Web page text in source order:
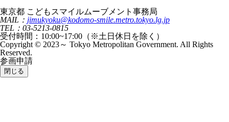
東京都 こどもスマイルムーブメント事務局
MAIL： jimukyoku@kodomo-smile.metro.tokyo.lg.jp
TEL：03-5213-0815
受付時間：10:00~17:00（※土日休日を除く）
Copyright © 2023～ Tokyo Metropolitan Government. All Rights
Reserved.
参画申請
閉じる